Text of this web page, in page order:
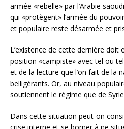
armée «rebelle» par l’Arabie
qui «protègent» l’armée du
et populaire reste désarmée et
L’existence de cette dernière doit
position «campiste» avec tel ou
et de la lecture que l’on fait de la
belligérants. Or, au niveau
soutiennent le régime que de
Dans cette situation peut-on